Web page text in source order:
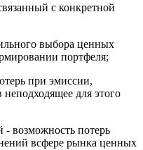
с конкретной
выбора ценных
портфеля;
при эмиссии,
для этого
- возможность потерь
всфере рынка ценных